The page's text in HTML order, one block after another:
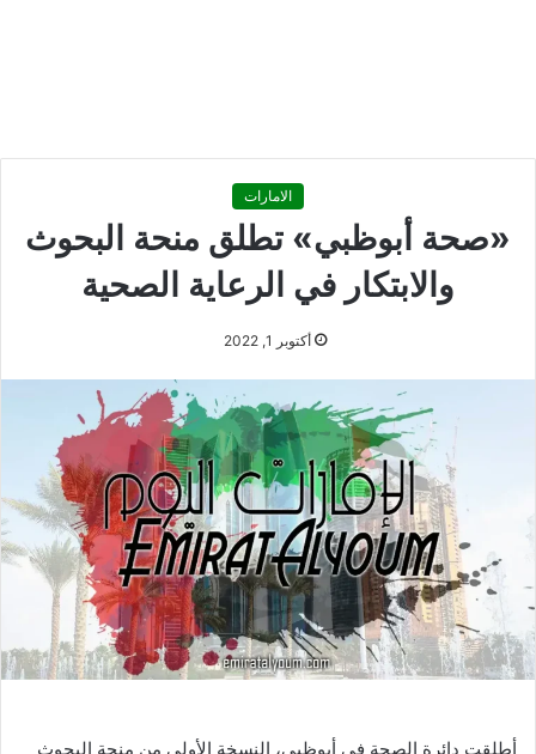
الامارات
«صحة أبوظبي» تطلق منحة البحوث
والابتكار في الرعاية الصحية
أكتوبر 1, 2022
أطلقت دائرة الصحة في أبوظبي، النسخة الأولى من منحة البحوث